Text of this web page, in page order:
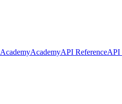
AcademyAcademyAPI ReferenceAPI